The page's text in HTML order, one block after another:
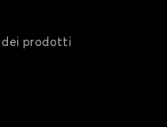
dei prodotti